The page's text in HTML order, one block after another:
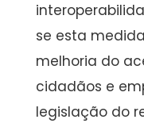
se esta
melhoria do
cidadãos e
legislação do